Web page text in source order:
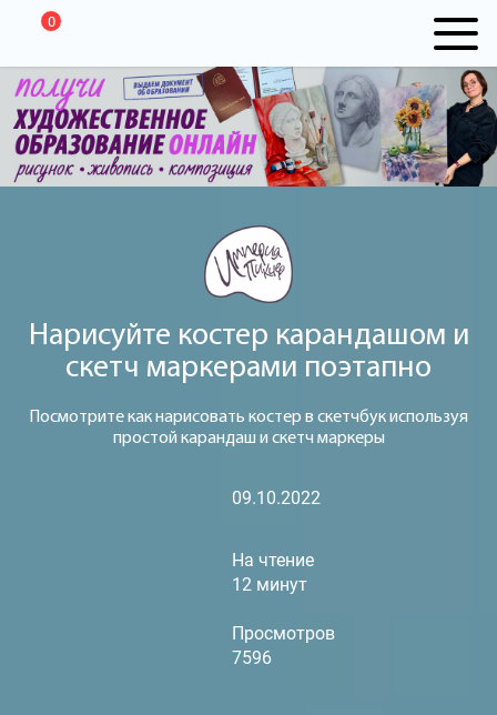
0
Нарисуйте костер карандашом и
скетч маркерами поэтапно
Посмотрите как нарисовать костер в скетчбук используя
простой карандаш и скетч маркеры
09.10.2022
На чтение
12 минут
Просмотров
7596